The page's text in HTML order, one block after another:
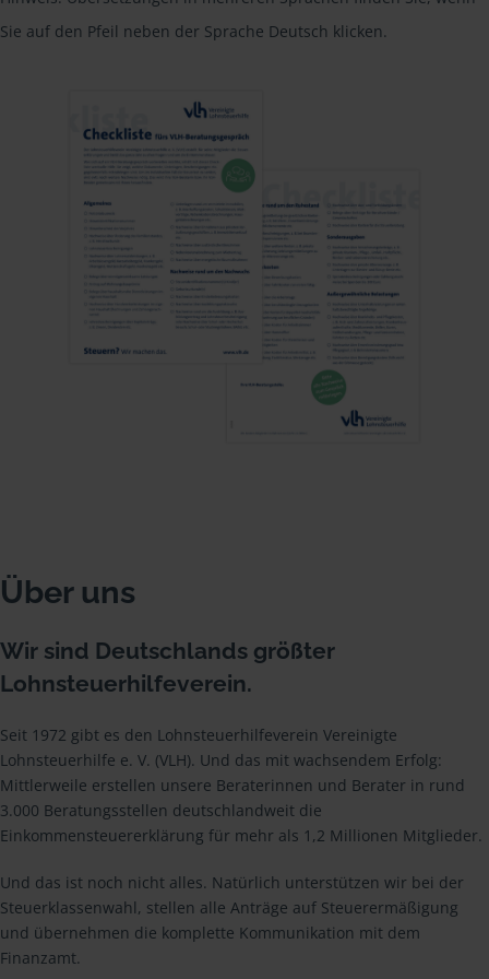
Sie auf den Pfeil neben der Sprache Deutsch klicken.
Über uns
Wir sind Deutschlands größter
Lohnsteuerhilfeverein.
Seit 1972 gibt es den Lohnsteuerhilfeverein Vereinigte
Lohnsteuerhilfe e. V. (VLH). Und das mit wachsendem Erfolg:
Mittlerweile erstellen unsere Beraterinnen und Berater in rund
3.000 Beratungsstellen deutschlandweit die
Einkommensteuererklärung für mehr als 1,2 Millionen Mitglieder.
Und das ist noch nicht alles. Natürlich unterstützen wir bei der
Steuerklassenwahl, stellen alle Anträge auf Steuerermäßigung
und übernehmen die komplette Kommunikation mit dem
Finanzamt.